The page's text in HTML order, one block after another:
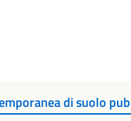
di suolo